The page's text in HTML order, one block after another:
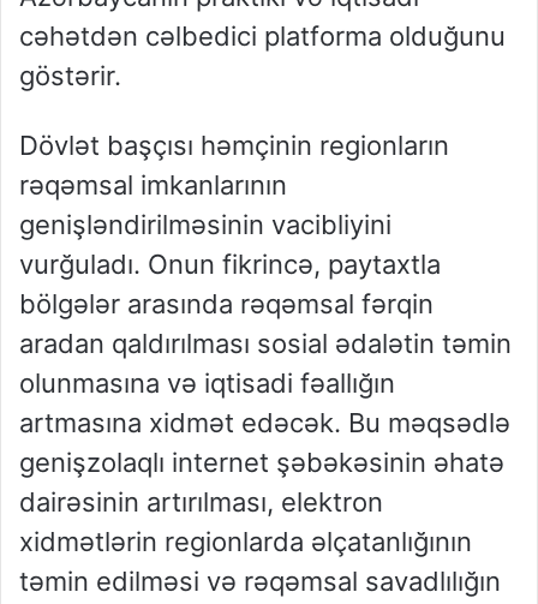
cəhətdən cəlbedici platforma olduğunu
göstərir.
Dövlət başçısı həmçinin regionların
rəqəmsal imkanlarının
genişləndirilməsinin vacibliyini
vurğuladı. Onun fikrincə, paytaxtla
bölgələr arasında rəqəmsal fərqin
aradan qaldırılması sosial ədalətin təmin
olunmasına və iqtisadi fəallığın
artmasına xidmət edəcək. Bu məqsədlə
genişzolaqlı internet şəbəkəsinin əhatə
dairəsinin artırılması, elektron
xidmətlərin regionlarda əlçatanlığının
təmin edilməsi və rəqəmsal savadlılığın